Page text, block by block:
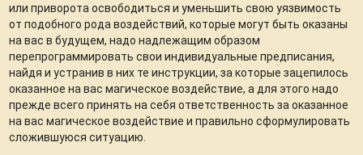
или приворота освободиться и уменьшить свою уязвимость
от подобного рода воздействий, которые могут быть оказаны
на вас в будущем, надо надлежащим образом
перепрограммировать свои индивидуальные предписания,
найдя и устранив в них те инструкции, за которые зацепилось
оказанное на вас магическое воздействие, а для этого надо
прежде всего принять на себя ответственность за оказанное
на вас магическое воздействие и правильно сформулировать
сложившуюся ситуацию.